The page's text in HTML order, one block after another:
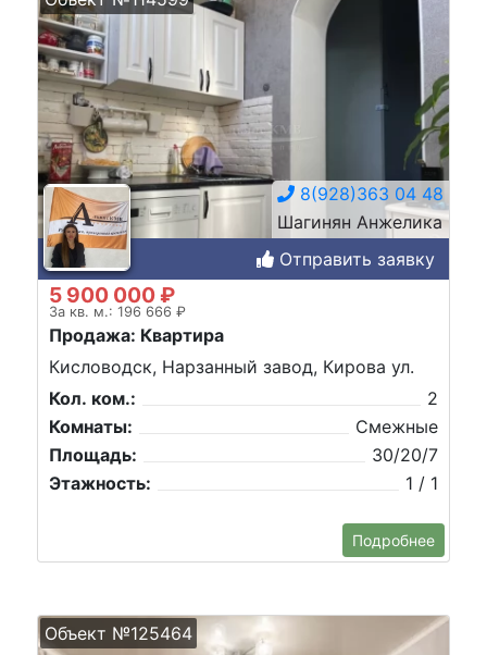
8(928)363 04 48
Шагинян Анжелика
Отправить заявку
5 900 000 ₽
За кв. м.: 196 666 ₽
Продажа: Квартира
Кисловодск, Нарзанный завод, Кирова ул.
Кол. ком.:
2
Комнаты:
Смежные
Площадь:
30/20/7
Этажность:
1 / 1
Подробнее
Объект №125464